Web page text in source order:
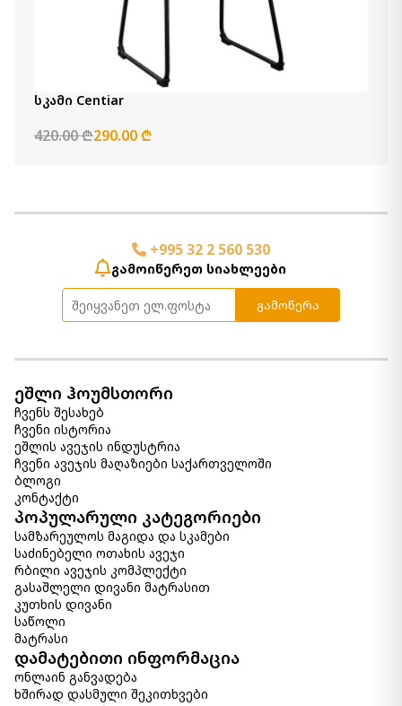
სკამი Centiar
420.00 ₾290.00 ₾
+995 32 2 560 530
გამოიწერეთ სიახლეები
გამოწერა
ეშლი ჰოუმსთორი
ჩვენს შესახებ
ჩვენი ისტორია
ეშლის ავეჯის ინდუსტრია
ჩვენი ავეჯის მაღაზიები საქართველოში
ბლოგი
კონტაქტი
პოპულარული კატეგორიები
სამზარეულოს მაგიდა და სკამები
საძინებელი ოთახის ავეჯი
რბილი ავეჯის კომპლექტი
გასაშლელი დივანი მატრასით
კუთხის დივანი
საწოლი
მატრასი
დამატებითი ინფორმაცია
ონლაინ განვადება
ხშირად დასმული შეკითხვები